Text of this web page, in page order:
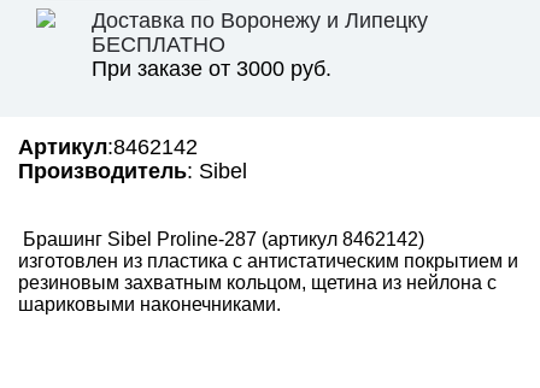
Доставка по Воронежу и Липецку
БЕСПЛАТНО
При заказе от 3000 руб.
Артикул:8462142
Производитель: Sibel
Брашинг Sibel Proline-287 (артикул 8462142)
изготовлен из пластика с антистатическим покрытием и
резиновым захватным кольцом, щетина из нейлона с
шариковыми наконечниками.